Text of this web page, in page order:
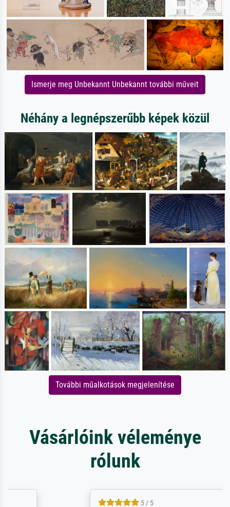
Ismerje meg Unbekannt Unbekannt további műveit
Néhány a legnépszerűbb képek közül
További műalkotások megjelenítése
Vásárlóink véleménye
rólunk